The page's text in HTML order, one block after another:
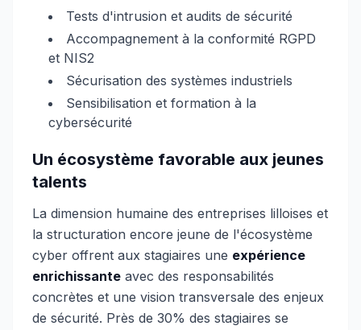
Tests d'intrusion et audits de sécurité
Accompagnement à la conformité RGPD
et NIS2
Sécurisation des systèmes industriels
Sensibilisation et formation à la
cybersécurité
Un écosystème favorable aux jeunes
talents
La dimension humaine des entreprises lilloises et
la structuration encore jeune de l'écosystème
cyber offrent aux stagiaires une expérience
enrichissante avec des responsabilités
concrètes et une vision transversale des enjeux
de sécurité. Près de 30% des stagiaires se